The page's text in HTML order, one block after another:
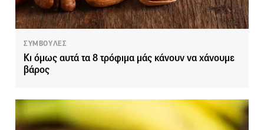
ΣΥΜΒΟΥΛΕΣ
Κι όμως αυτά τα 8 τρόφιμα μάς κάνουν να χάνουμε
βάρος